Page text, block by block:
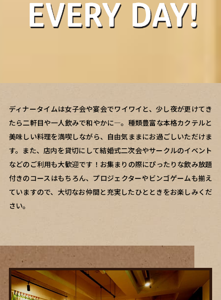
ディナータイムは女子会や宴会でワイワイと、少し夜が更けてき
たら二軒目や一人飲みで和やかに―。種類豊富な本格カクテルと
美味しい料理を満喫しながら、自由気ままにお過ごしいただけま
す。また、店内を貸切にして結婚式二次会やサークルのイベント
などのご利用も大歓迎です！お集まりの際にぴったりな飲み放題
付きのコースはもちろん、プロジェクターやビンゴゲームも揃え
ていますので、大切なお仲間と充実したひとときをお楽しみくだ
さい。